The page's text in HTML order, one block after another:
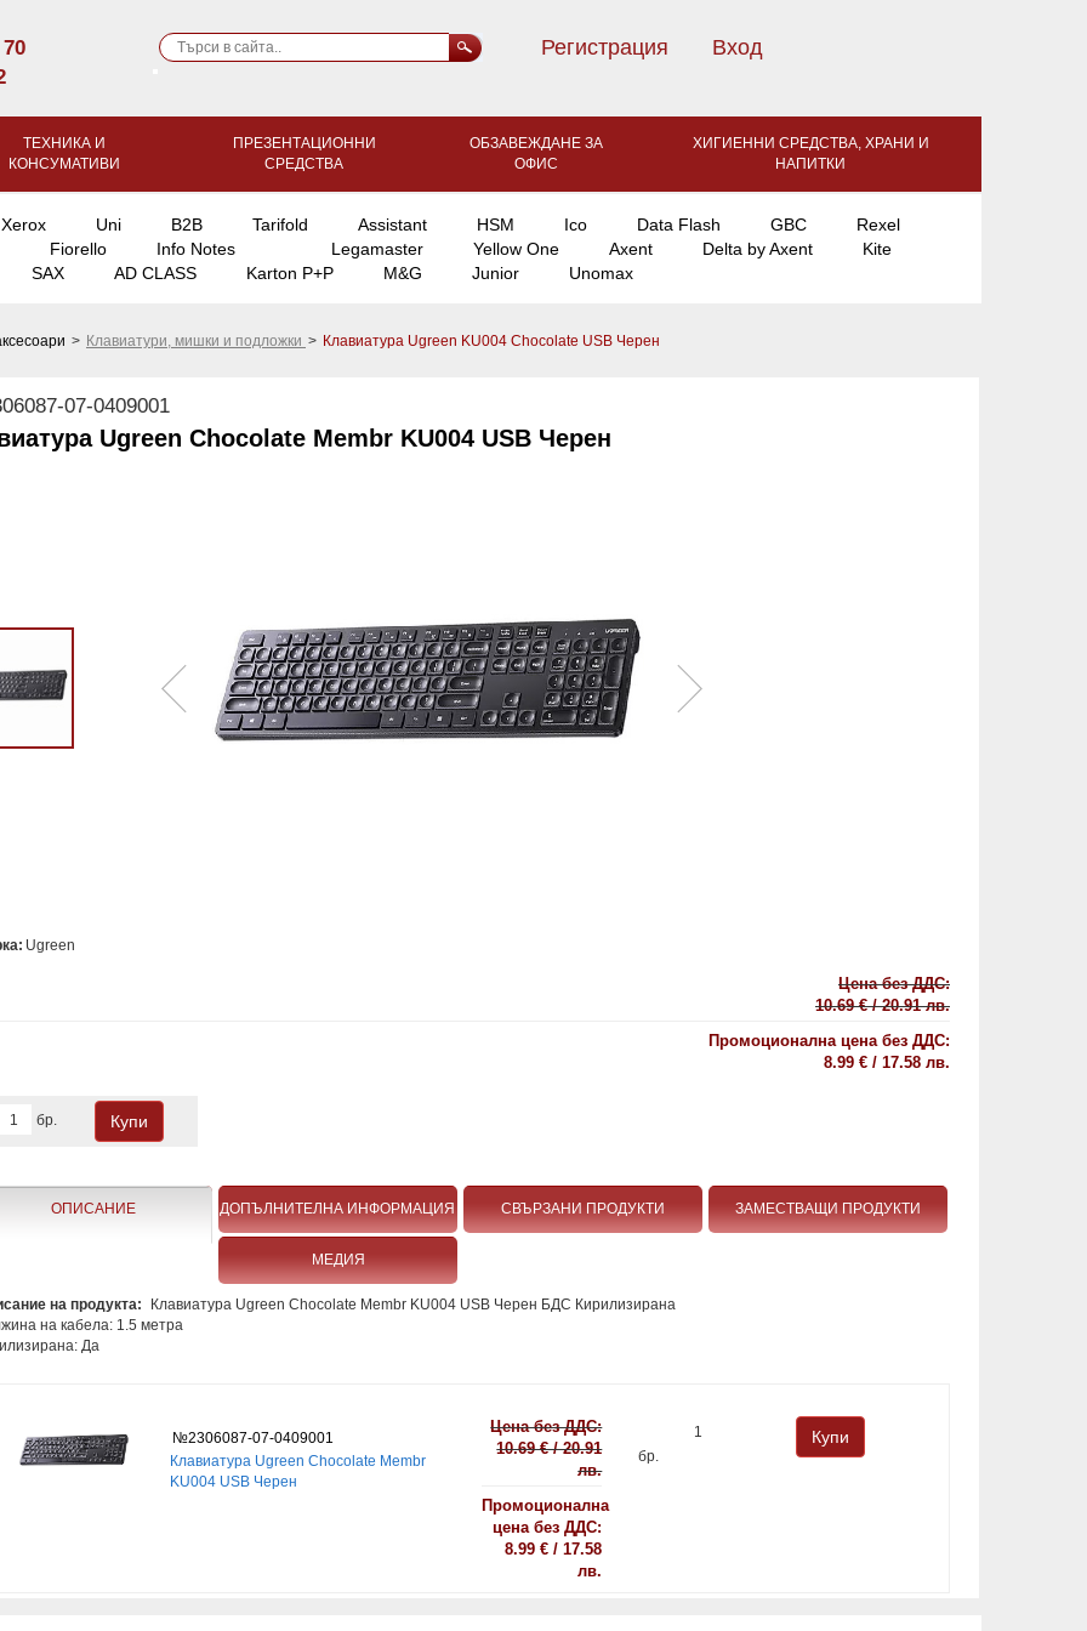
Регистрация Вход
ТЕХНИКА И
КОНСУМАТИВИ
ПРЕЗЕНТАЦИОННИ
СРЕДСТВА
ОБЗАВЕЖДАНЕ ЗА
ОФИС
ХИГИЕННИ СРЕДСТВА, ХРАНИ И
НАПИТКИ
Xerox Uni B2B Tarifold Assistant HSM Ico Data Flash GBC
Rexel
Fiorello
Info Notes Legamaster Yellow One Axent Delta by Axent
Kite
SAX
AD CLASS Karton P+P M&G Junior Unomax
> Клавиатури, мишки и подложки > Клавиатура Ugreen KU004 Chocolate USB Черен
07-0409001
Ugreen Chocolate Membr KU004 USB Черен
Ugreen
Цена без ДДС:
10.69 € / 20.91 лв.
Промоционална цена без ДДС:
8.99 € / 17.58 лв.
бр.
ОПИСАНИЕ ДОПЪЛНИТЕЛНА ИНФОРМАЦИЯ СВЪРЗАНИ ПРОДУКТИ ЗАМЕСТВАЩИ ПРОДУКТИ
МЕДИЯ
на продукта:
Клавиатура Ugreen Chocolate Membr KU004 USB Черен БДС Кирилизирана
на кабела: 1.5 метра
Да
№2306087-07-0409001
Клавиатура Ugreen Chocolate Membr
KU004 USB Черен
Цена без ДДС:
10.69 € / 20.91
лв.
Промоционална
цена без ДДС:
8.99 € / 17.58
лв.
бр.